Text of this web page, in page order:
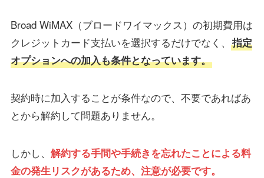
Broad WiMAX（ブロードワイマックス）の初期費用は
クレジットカード支払いを選択するだけでなく、
指定
オプションへの加入も条件となっています。
契約時に加入することが条件なので、不要であればあ
とから解約して問題ありません。
しかし、 解約する手間や手続きを忘れたことによる料
金の発生リスクがあるため、注意が必要です。